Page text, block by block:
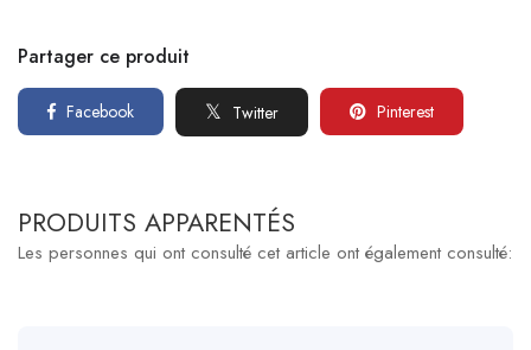
Partager ce produit
Facebook Twitter Pinterest
PRODUITS APPARENTÉS
Les personnes qui ont consulté cet article ont également consulté: